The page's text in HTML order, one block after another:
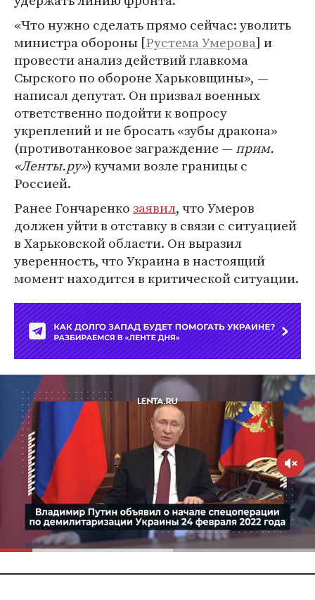
«Что нужно сделать прямо сейчас: уволить
министра обороны [Рустема Умерова] и
провести анализ действий главкома
Сырского по обороне Харьковщины», —
написал депутат. Он призвал военных
ответственно подойти к вопросу
укреплений и не бросать «зубы дракона»
(противотанковое заграждение — прим.
«Ленты.ру») кучами возле границы с
Россией.
Ранее Гончаренкозаявил, что Умеров
должен уйти в отставку в связи с ситуацией
в Харьковской области. Он выразил
уверенность, что Украина в настоящий
момент находится в критической ситуации.